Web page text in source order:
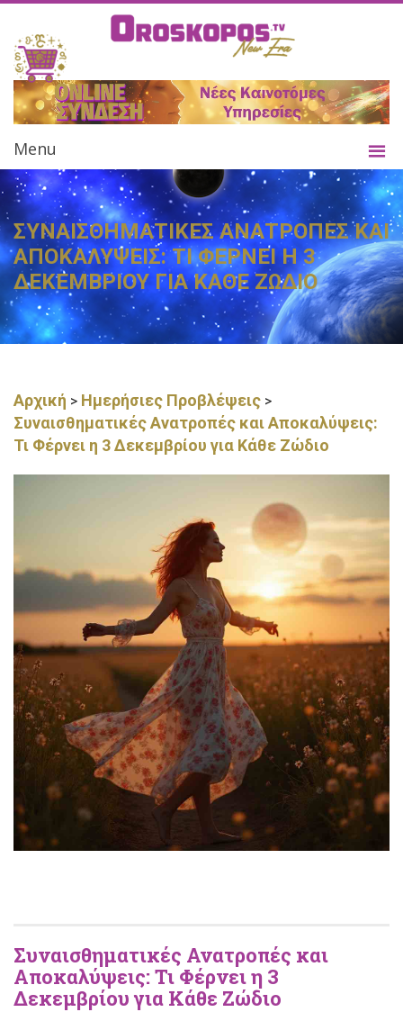
Menu
ΣΥΝΑΙΣΘΗΜΑΤΙΚΕΣ ΑΝΑΤΡΟΠΕΣ ΚΑΙ
ΑΠΟΚΑΛΥΨΕΙΣ: ΤΙ ΦΕΡΝΕΙ Η 3
ΔΕΚΕΜΒΡΙΟΥ ΓΙΑ ΚΑΘΕ ΖΩΔΙΟ
Αρχική > Ημερήσιες Προβλέψεις >
Συναισθηματικές Ανατροπές και Αποκαλύψεις:
Τι Φέρνει η 3 Δεκεμβρίου για Κάθε Ζώδιο
Συναισθηματικές Ανατροπές και
Αποκαλύψεις: Τι Φέρνει η 3
Δεκεμβρίου για Κάθε Ζώδιο